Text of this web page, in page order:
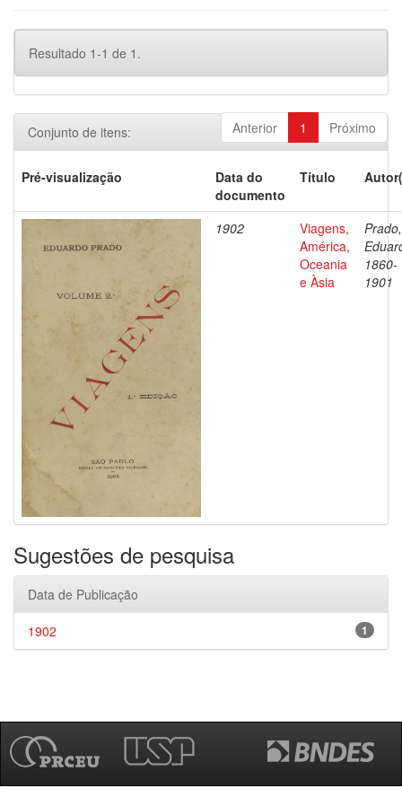
Resultado 1-1 de 1.
Anterior 1 Próximo
Conjunto de itens:
Pré-visualização
Data do
documento
Título
1902
Viagens,
América,
Oceania
e Àsia
Prado,
1860-
1901
Sugestões de pesquisa
Data de Publicação
1
1902